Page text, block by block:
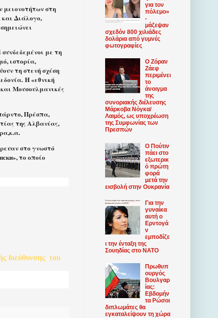
μειονοτήτων στη
Διάλογο,
με τη
ιστορία,
τη στενή σχέση
Η «εθνική
Μουσουλμανικές
Πρέσπα,
της Αλβανίας,
στο γνωστό
το οποίο
διεύθυνσης του
για τον
πόλεμο»
-
μάζεψαν
σχεδόν 800 χιλιάδες
δολάρια από γυμνές
φωτογραφίες
Ο Ζόραν
Ζάεφ
περιμένει
το
άνοιγμα
της
συνοριακής διέλευσης
Μάρκοβα Νόγκα/
Λαιμός, ως υποχρέωση
της Συμφωνίας των
Πρεσπών
Ο Πούτιν
πάει στο
εξωτερικ
ό πρώτη
φορά
μετά την
εισβολή στην Ουκρανία
Για την
γυναίκα
αυτή ο
Ερντογά
ν
εμποδίζε
ι την ένταξη της
Σουηδίας στο ΝΑΤΟ
Πρωθυπ
ουργός
Βουλγαρ
ίας:
Εβδομήν
τα Ρώσοι
διπλωμάτες θα
εγκαταλείψουν τη χώρα